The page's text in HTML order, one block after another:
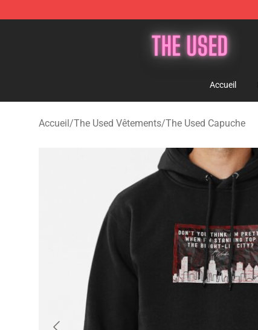
Accueil
Accueil/The Used Vêtements/The Used Capuche